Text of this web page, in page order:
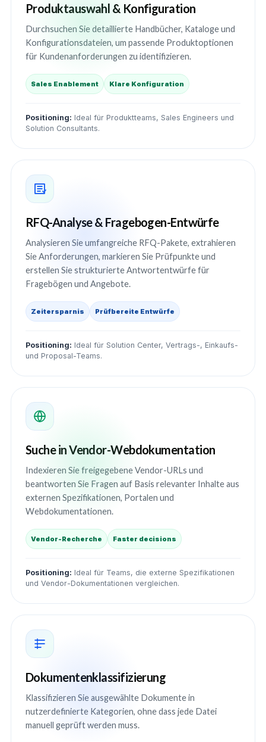
Produktauswahl & Konfiguration
Durchsuchen Sie detaillierte Handbücher, Kataloge und
Konfigurationsdateien, um passende Produktoptionen
für Kundenanforderungen zu identifizieren.
Sales Enablement Klare Konfiguration
Positioning: Ideal für Produktteams, Sales Engineers und
Solution Consultants.
RFQ-Analyse & Fragebogen-Entwürfe
Analysieren Sie umfangreiche RFQ-Pakete, extrahieren
Sie Anforderungen, markieren Sie Prüfpunkte und
erstellen Sie strukturierte Antwortentwürfe für
Fragebögen und Angebote.
Zeitersparnis Prüfbereite Entwürfe
Positioning: Ideal für Solution Center, Vertrags-, Einkaufs-
und Proposal-Teams.
Suche in Vendor-Webdokumentation
Indexieren Sie freigegebene Vendor-URLs und
beantworten Sie Fragen auf Basis relevanter Inhalte aus
externen Spezifikationen, Portalen und
Webdokumentationen.
Vendor-Recherche Faster decisions
Positioning: Ideal für Teams, die externe Spezifikationen
und Vendor-Dokumentationen vergleichen.
Dokumentenklassifizierung
Klassifizieren Sie ausgewählte Dokumente in
nutzerdefinierte Kategorien, ohne dass jede Datei
manuell geprüft werden muss.